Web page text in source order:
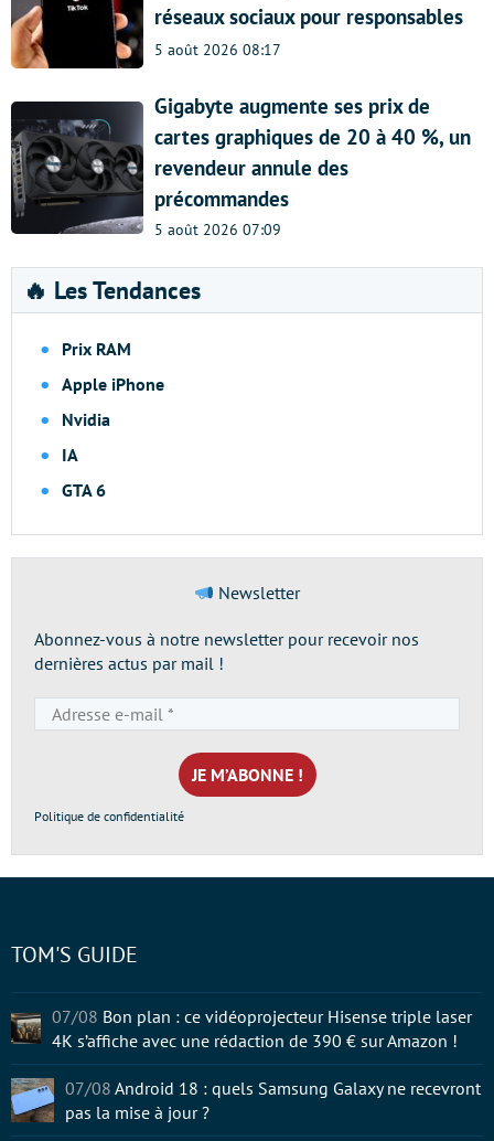
réseaux sociaux pour responsables
5 août 2026 08:17
Gigabyte augmente ses prix de
cartes graphiques de 20 à 40 %, un
revendeur annule des
précommandes
5 août 2026 07:09
🔥 Les Tendances
Prix RAM
Apple iPhone
Nvidia
IA
GTA 6
Newsletter
Abonnez-vous à notre newsletter pour recevoir nos
dernières actus par mail !
e-
mail
*
Politique de confidentialité
TOM'S GUIDE
07/08 Bon plan : ce vidéoprojecteur Hisense triple laser
4K s’affiche avec une rédaction de 390 € sur Amazon !
07/08 Android 18 : quels Samsung Galaxy ne recevront
pas la mise à jour ?